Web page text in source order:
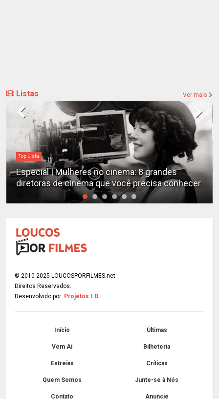
Listas Ver mais
Top Lista
Especial | Mulheres no cinema: 8 grandes
diretoras de cinema que você precisa conhecer
© 2010-2025 LOUCOSPORFILMES.net
Direitos Reservados.
Desenvolvido por: Projetos I.D.
Início Últimas
Vem Aí Bilheteria
Estreias Críticas
Quem Somos Junte-se à Nós
Contato Anuncie